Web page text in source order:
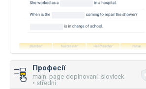
Професії
main_page-doplnovani_slovicek
• střední